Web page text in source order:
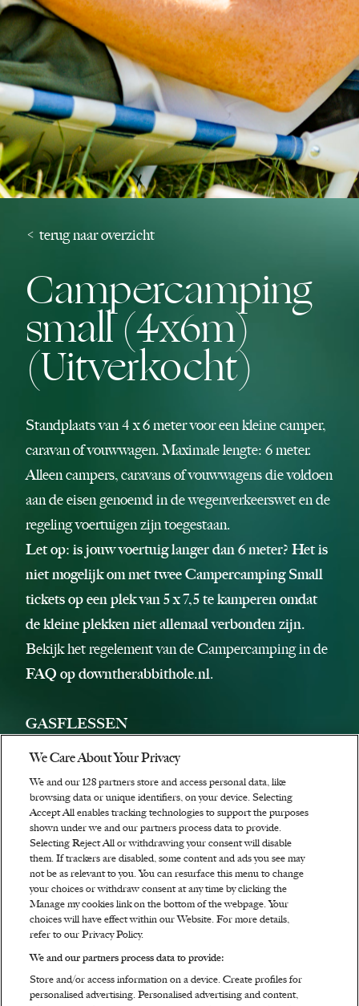
< terug naar overzicht
Campercamping
small (4x6m)
(Uitverkocht)
Standplaats van 4 x 6 meter voor een kleine camper,
caravan of vouwwagen. Maximale lengte: 6 meter.
Alleen campers, caravans of vouwwagens die voldoen
aan de eisen genoemd in de wegenverkeerswet en de
regeling voertuigen zijn toegestaan.
Let op: is jouw voertuig langer dan 6 meter? Het is
niet mogelijk om met twee Campercamping Small
tickets op een plek van 5 x 7,5 te kamperen omdat
de kleine plekken niet allemaal verbonden zijn.
Bekijk het regelement van de Campercamping in de
FAQ op downtherabbithole.nl.
GASFLESSEN
Gasinstallaties met losse uitneembare gasflessen in
toegestaan. Hierop zijn enkele uitzonderingen:
Losse gasflesjes tot 250 gram zijn toegestaan
Kampeerauto's met een vaste gasinstallatie met een
vaste gastank zijn toegestaan
Kampeerauto's met een vaste gasinstallatie met een
losse gasfles, waarvan de installatie niet ontworpen is
een buitenvuller kan worden afgevuld zijn toegestaan
De vaste gasinstallatie wordt bij aankomst op
We Care About Your Privacy
We and our128 partners store and access personal data, like
browsing data or unique identifiers, on your device. Selecting
Accept All enables tracking technologies to support the purposes
shown under we and our partners process data to provide.
Selecting Reject All or withdrawing your consent will disable
them. If trackers are disabled, some content and ads you see may
not be as relevant to you. You can resurface this menu to change
your choices or withdraw consent at any time by clicking the
Manage my cookies link on the bottom of the webpage. Your
choices will have effect within our Website. For more details,
refer to our Privacy Policy.
We and our partners process data to provide:
Store and/or access information on a device. Create profiles for
personalised advertising. Personalised advertising and content,